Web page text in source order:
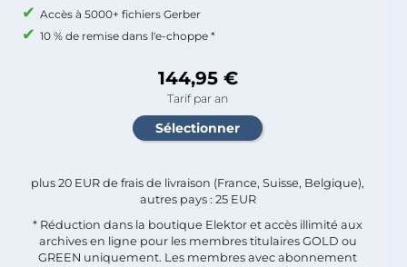
Accès à 5000+ fichiers Gerber
10 % de remise dans l'e-choppe *
144,95 €
Tarif par an
plus 20 EUR de frais de livraison (France, Suisse, Belgique),
autres pays : 25 EUR
* Réduction dans la boutique Elektor et accès illimité aux
archives en ligne pour les membres titulaires GOLD ou
GREEN uniquement. Les membres avec abonnement